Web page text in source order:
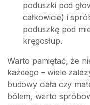
poduszki pod
całkowicie) i
poduszkę pod
kręgosłup.
Warto pamiętać, że
każdego – wiele
budowy ciała czy
bólem, warto